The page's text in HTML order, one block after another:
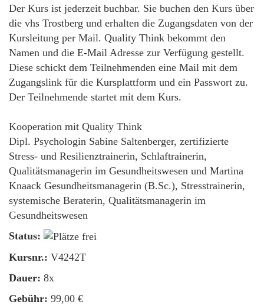
Der Kurs ist jederzeit buchbar. Sie buchen den Kurs über
die vhs Trostberg und erhalten die Zugangsdaten von der
Kursleitung per Mail. Quality Think bekommt den
Namen und die E-Mail Adresse zur Verfügung gestellt.
Diese schickt dem Teilnehmenden eine Mail mit dem
Zugangslink für die Kursplattform und ein Passwort zu.
Der Teilnehmende startet mit dem Kurs.
Kooperation mit Quality Think
Dipl. Psychologin Sabine Saltenberger, zertifizierte
Stress- und Resilienztrainerin, Schlaftrainerin,
Qualitätsmanagerin im Gesundheitswesen und Martina
Knaack Gesundheitsmanagerin (B.Sc.), Stresstrainerin,
systemische Beraterin, Qualitätsmanagerin im
Gesundheitswesen
Status:
Kursnr.: V4242T
Dauer: 8x
Gebühr: 99,00 €